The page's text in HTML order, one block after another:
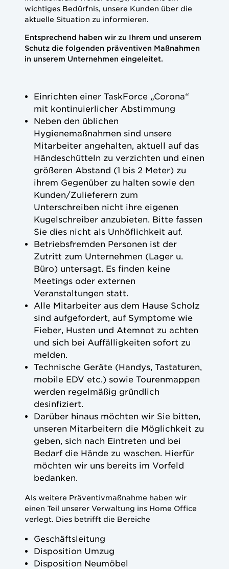
wichtiges Bedürfnis, unsere Kunden über die
aktuelle Situation zu informieren.
Entsprechend haben wir zu Ihrem und unserem
Schutz die folgenden präventiven Maßnahmen
in unserem Unternehmen eingeleitet.
Einrichten einer TaskForce „Corona“
mit kontinuierlicher Abstimmung
Neben den üblichen
Hygienemaßnahmen sind unsere
Mitarbeiter angehalten, aktuell auf das
Händeschütteln zu verzichten und einen
größeren Abstand (1 bis 2 Meter) zu
ihrem Gegenüber zu halten sowie den
Kunden/Zulieferern zum
Unterschreiben nicht ihre eigenen
Kugelschreiber anzubieten. Bitte fassen
Sie dies nicht als Unhöflichkeit auf.
Betriebsfremden Personen ist der
Zutritt zum Unternehmen (Lager u.
Büro) untersagt. Es finden keine
Meetings oder externen
Veranstaltungen statt.
Alle Mitarbeiter aus dem Hause Scholz
sind aufgefordert, auf Symptome wie
Fieber, Husten und Atemnot zu achten
und sich bei Auffälligkeiten sofort zu
melden.
Technische Geräte (Handys, Tastaturen,
mobile EDV etc.) sowie Tourenmappen
werden regelmäßig gründlich
desinfiziert.
Darüber hinaus möchten wir Sie bitten,
unseren Mitarbeitern die Möglichkeit zu
geben, sich nach Eintreten und bei
Bedarf die Hände zu waschen. Hierfür
möchten wir uns bereits im Vorfeld
bedanken.
Als weitere Präventivmaßnahme haben wir
einen Teil unserer Verwaltung ins Home Office
verlegt. Dies betrifft die Bereiche
Geschäftsleitung
Disposition Umzug
Disposition Neumöbel